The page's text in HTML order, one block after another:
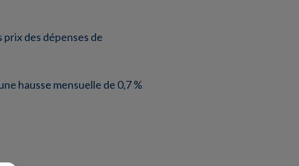
prix des dépenses de
hausse mensuelle de 0,7 %